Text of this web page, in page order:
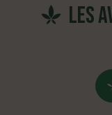
les